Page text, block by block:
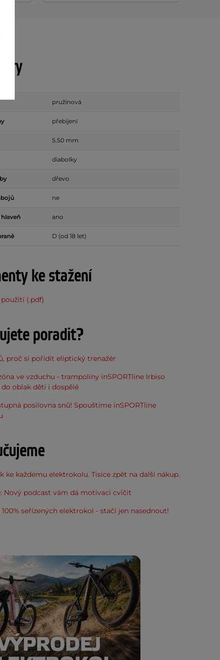
pružinová
přebíjení
5.50 mm
diabolky
dřevo
ne
ano
D (od 18 let)
ke stažení
(.pdf)
poradit?
proč si pořídit eliptický trenažér
ve vzduchu - trampolíny inSPORTline Irbiso
oblak děti i dospělé
posilovna snů! Spouštíme inSPORTline
ke každému elektrokolu. Tisíce zpět na další nákup.
Nový podcast vám dá motivaci cvičit
100% seřízených elektrokol - stačí jen nasednout!